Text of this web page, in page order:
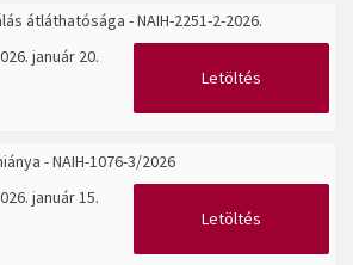
átláthatósága - NAIH-2251-2-2026.
január 20.
Letöltés
- NAIH-1076-3/2026
január 15.
Letöltés